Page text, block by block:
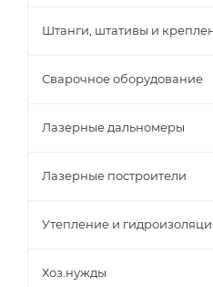
Штанги, штативы и
Сварочное оборудование
Лазерные дальномеры
Лазерные построители
Утепление и
Хоз.нужды